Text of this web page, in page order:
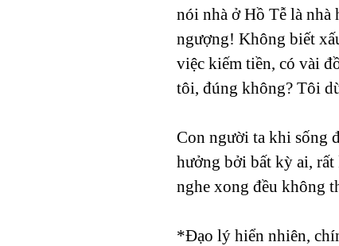
nói nhà ở Hồ Tễ là
ngượng! Không biết
việc kiếm tiền, có vài
tôi, đúng không? Tôi
Con người ta khi sống
hưởng bởi bất kỳ ai, rất
nghe xong đều không
*Đạo lý hiển nhiên,